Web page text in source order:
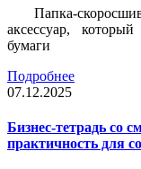
Папка-
аксессуар,
бумаги
Подробнее
07.12.2025
Бизнес-тетрадь со
практичность для